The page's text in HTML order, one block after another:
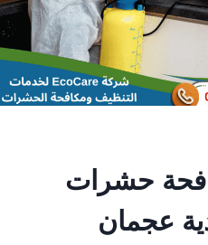
حشرات
عجمان